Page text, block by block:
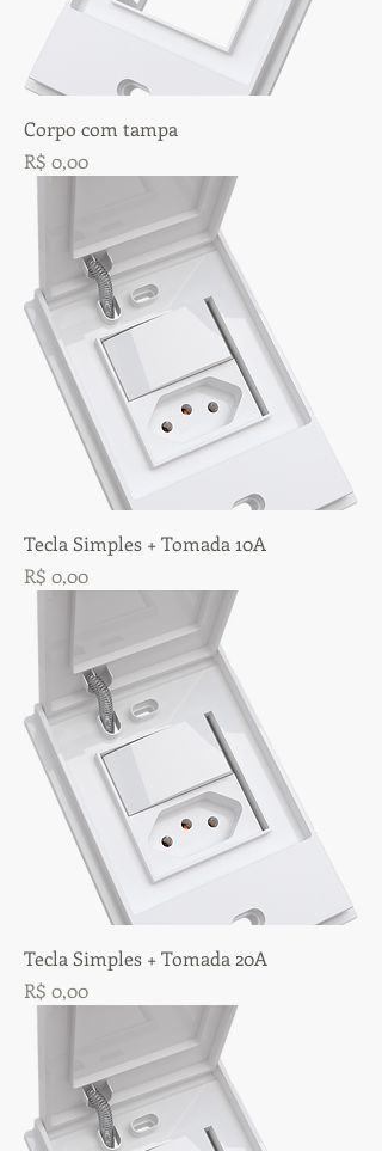
Corpo com tampa
Preço
R$ 0,00
Tecla Simples + Tomada 10A
Preço
R$ 0,00
Tecla Simples + Tomada 20A
Preço
R$ 0,00